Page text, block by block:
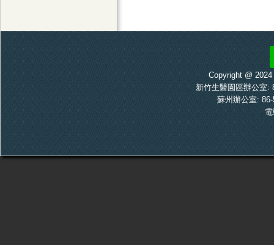
Copyright @
新竹生醫園區辦公室:
蘇州辦公室: